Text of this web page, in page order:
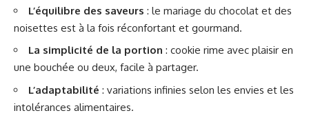
L’équilibre des saveurs : le mariage du chocolat et des
noisettes est à la fois réconfortant et gourmand.
La simplicité de la portion : cookie rime avec plaisir en
une bouchée ou deux, facile à partager.
L’adaptabilité : variations infinies selon les envies et les
intolérances alimentaires.